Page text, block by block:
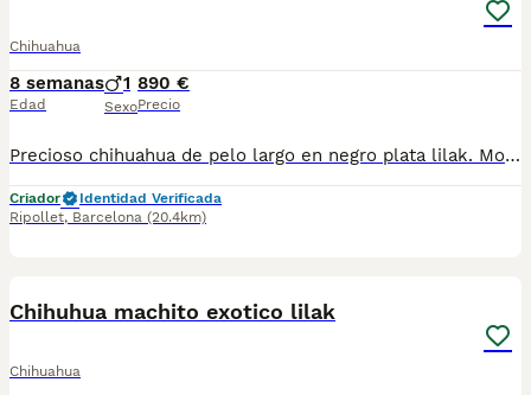
Chihuahua
8 semanas
Edad
1
Sexo
890 €
Precio
Precioso chihuahua de pelo largo en negro plata lilak. Morfologia preciosa. Se entrega con toda su documentación al dia. Telef 630714585 . Es el de la foto
Criador
Identidad Verificada
Ripollet, Barcelona (20.4km)
Chihuhua machito exotico lilak
Chihuahua